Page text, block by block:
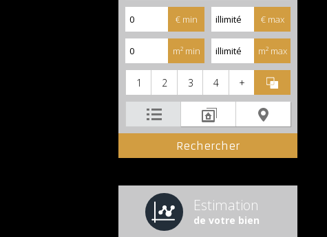
€ min € max
m² min m² max
1 2 3 4 +
Estimation
de votre bien